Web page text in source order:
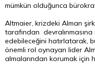
mümkün olduğunca
Altmaier, krizdeki Alman
tarafından devralınmasına
edebileceğini hatırlatarak,
önemli rol oynayan lider
almalarından korumak için